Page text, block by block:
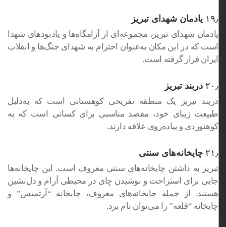
۱۹٫ یادمان شهدای تبریز
یادمان شهدای تبریز، مجموعه‌ای از آرامگاه‌ها و یادبودهای شهدا
است که در این مکان به‌عنوان احترام به شهدای جنگ‌ها و انقلاب
ایران قرار گرفته است.
۲۰٫ دربند تبریز
دربند تبریز یک منطقه تفریحی کوهستانی است که به‌دلیل
طبیعت زیبای خود، مقصد مناسبی برای کسانی است که به
کوهنوردی و پیاده‌روی علاقه دارند.
۲۱٫ چایخانه‌های سنتی
تبریز به داشتن چایخانه‌های سنتی معروف است. این چایخانه‌ها
جایی برای استراحت و نوشیدن چای در محیطی آرام و دل‌نشین
هستند. از جمله چایخانه‌های معروف، چایخانه “آرتمیس” و
چایخانه “قلعه” را می‌توان نام برد.